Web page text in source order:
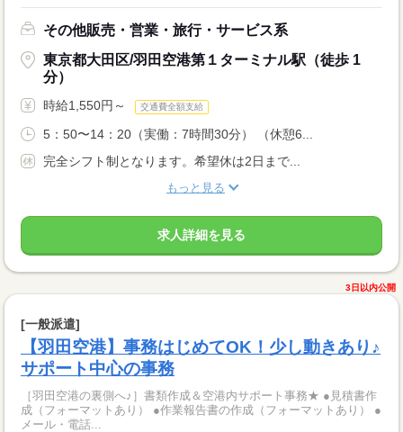
その他販売・営業・旅行・サービス系
東京都大田区/羽田空港第１ターミナル駅（徒歩 1
分）
時給1,550円～ 交通費全額支給
5：50〜14：20（実働：7時間30分） （休憩6...
完全シフト制となります。希望休は2日まで...
もっと見る
求人詳細を見る
3日以内公開
[一般派遣]
【羽田空港】事務はじめてOK！少し動きあり♪
サポート中心の事務
［羽田空港の裏側へ♪］書類作成＆空港内サポート事務★ ●見積書作
成（フォーマットあり） ●作業報告書の作成（フォーマットあり） ●
メール・電話...